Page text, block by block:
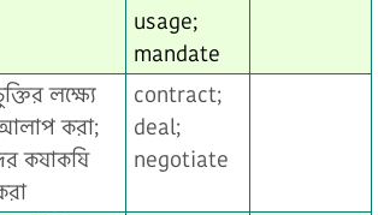
usage;
mandate
লক্ষ্যে
করা;
কষাকষি
contract;
deal;
negotiate